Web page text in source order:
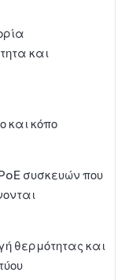
και
και κόπο
συσκευών που
θερμότητας και